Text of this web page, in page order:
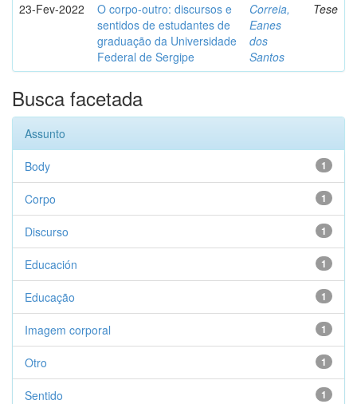
23-Fev-2022
O corpo-outro: discursos e
sentidos de estudantes de
graduação da Universidade
Federal de Sergipe
Correia,
Eanes
dos
Santos
Tese
Busca facetada
Assunto
1
Body
1
Corpo
1
Discurso
1
Educación
1
Educação
1
Imagem corporal
1
Otro
1
Sentido